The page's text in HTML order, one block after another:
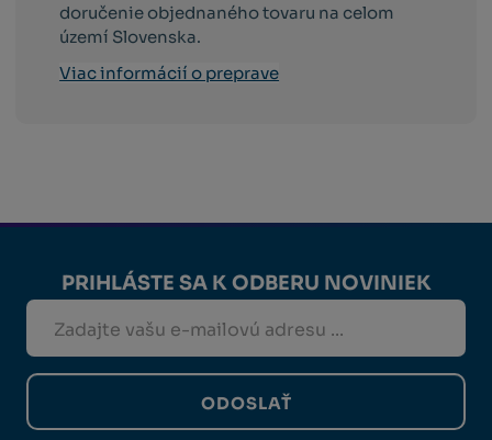
doručenie objednaného tovaru na celom
území Slovenska.
Viac informácií o preprave
PRIHLÁSTE SA K ODBERU NOVINIEK
ODOSLAŤ